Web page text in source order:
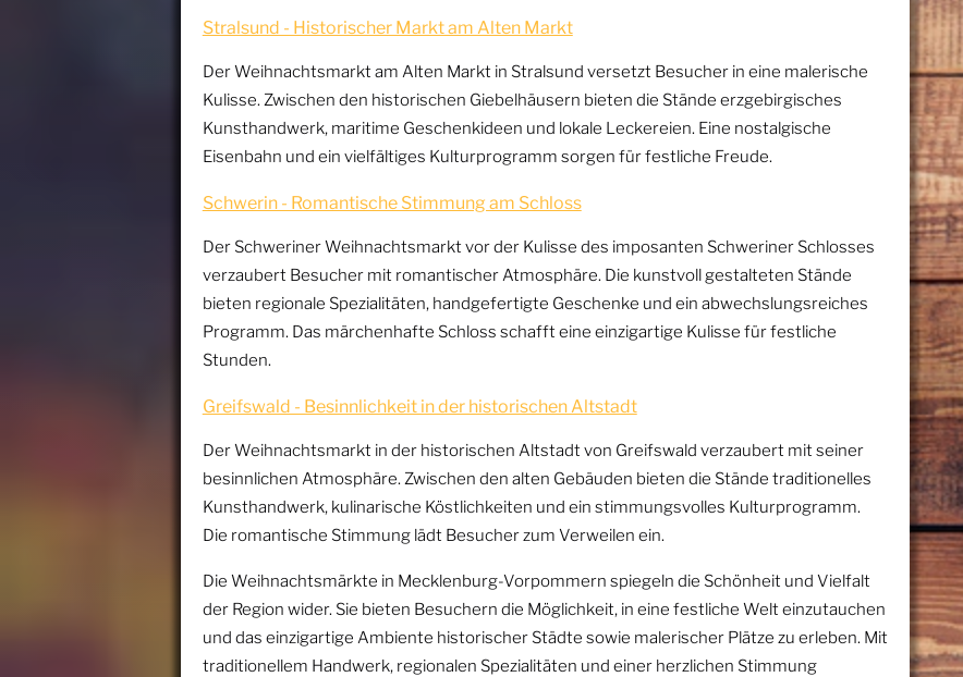
Stralsund - Historischer Markt am Alten Markt
Der Weihnachtsmarkt am Alten Markt in Stralsund versetzt Besucher in eine malerische
Kulisse. Zwischen den historischen Giebelhäusern bieten die Stände erzgebirgisches
Kunsthandwerk, maritime Geschenkideen und lokale Leckereien. Eine nostalgische
Eisenbahn und ein vielfältiges Kulturprogramm sorgen für festliche Freude.
Schwerin - Romantische Stimmung am Schloss
Der Schweriner Weihnachtsmarkt vor der Kulisse des imposanten Schweriner Schlosses
verzaubert Besucher mit romantischer Atmosphäre. Die kunstvoll gestalteten Stände
bieten regionale Spezialitäten, handgefertigte Geschenke und ein abwechslungsreiches
Programm. Das märchenhafte Schloss schafft eine einzigartige Kulisse für festliche
Stunden.
Greifswald - Besinnlichkeit in der historischen Altstadt
Der Weihnachtsmarkt in der historischen Altstadt von Greifswald verzaubert mit seiner
besinnlichen Atmosphäre. Zwischen den alten Gebäuden bieten die Stände traditionelles
Kunsthandwerk, kulinarische Köstlichkeiten und ein stimmungsvolles Kulturprogramm.
Die romantische Stimmung lädt Besucher zum Verweilen ein.
Die Weihnachtsmärkte in Mecklenburg-Vorpommern spiegeln die Schönheit und Vielfalt
der Region wider. Sie bieten Besuchern die Möglichkeit, in eine festliche Welt einzutauchen
und das einzigartige Ambiente historischer Städte sowie malerischer Plätze zu erleben. Mit
traditionellem Handwerk, regionalen Spezialitäten und einer herzlichen Stimmung